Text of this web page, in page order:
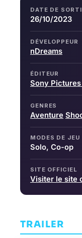
DATE DE
26/10/2023
DÉVELOPPEUR
nDreams
ÉDITEUR
Sony
GENRES
Aventure
MODES DE JEU
Solo, Co-op
SITE OFFICIEL
Visiter le site
TRAILER